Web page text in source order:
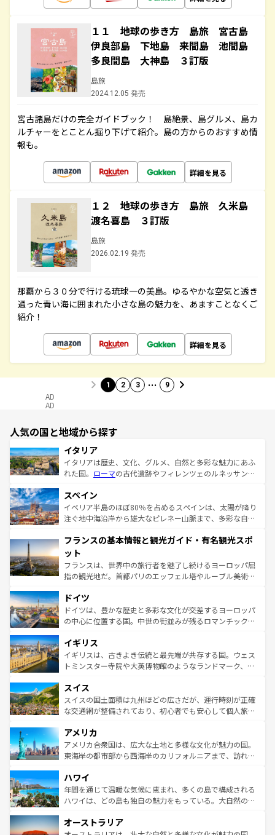
１１ 地球の歩き方 島旅 宮古島
伊良部島 下地島 来間島 池間島
多良間島 大神島 ３訂版
島旅
2024.12.05 発売
宮古諸島だけの完全ガイドブック！ 島絶景、島グルメ、島カ
ルチャーをとことん掘り下げて紹介。島の方からのおすすめ情
報も。
詳細を見る
１２ 地球の歩き方 島旅 久米島
渡名喜島 ３訂版
島旅
2026.02.19 発売
那覇から３０分で行ける琉球一の美島。ゆるやかな空気と透き
通った青い海に囲まれた小さな島の魅力を、あますことなくご
紹介！
詳細を見る
1 2 3 … 9
AD
AD
人気の国と地域から探す
イタリア
イタリアは歴史、文化、グルメ、自然と多彩な魅力にあふ
れた国。 ローマの古代遺跡やフィレンツェのルネッサンス
ろん、トスカーナの美しい田園風景やアマルフィ海岸の絶
景など、自然景観も見逃せない。観光の合間には、本場の
ピザやパスタなど、絶品のイタリア料理を堪能することも
ませてくれるイタリアで、忘れられない旅をしてみよう！
なお、新着のイタリア情報は
しい。
スペイン
イベリア半島のほぼ80％を占めるスペインは、太陽が降り
注ぐ地中海沿岸から雄大なピレネー山脈まで、多彩な自然
文化が根付くこの国では、情熱的なフラメンコ、熱気あふ
れる闘牛、そして美味しいタパスが生活の一部となってい
る。首都マドリードの洗練された雰囲気や、バルセロナの
アートに溢れた街角から、地方では古代ローマ遺跡や中世
せる。地方によって風土や気候が異なるスペインはその個
性で訪れる人を魅了する。 なお、新着のスペイン情報は コ
ンテンツ一覧を参照してほしい。
フランスの基本情報と観光ガイド・有名観光スポ
ット
フランスは、世界中の旅行者を魅了し続けるヨーロッパ屈
指の観光地だ。首都パリのエッフェル塔やルーブル美術館
で、幅広い魅力が詰まっている。華麗な宮殿、歴史的な大
聖堂、美しいビーチ、そして豊かな自然が、訪れる者を心
から魅了する。また、フランスは美食の国としても知ら
いる。シャンパンの発祥地であるランス、プロヴァンスの
香り高いラベンダー畑など、多彩な楽しみ方が可能だ。さ
らに、パリ以外の地域にも魅力が溢れており、どの街角に
れる地方に足を運ぶとそれぞれで全く異なる文化を体験で
きるだろう。 なお、新着のフランス情報はコンテンツ一覧
を参照してほしい。
ドイツ
ドイツは、豊かな歴史と多彩な文化が交差するヨーロッパ
の中心に位置する国。中世の街並みが残るロマンチック街
顔を持つこの国は、どこを歩いても飽きることがない。ベ
ルリンの文化的活気、バイエルン州のアルプスの絶景、そ
してライン川沿いのワイン畑といった風景は必見。ビール
は、お酒好きな人にはぜひ体験してほしい。 なお、新着の
ドイツ情報はコンテンツ一覧を参照してほしい。
イギリス
イギリスは、古きよき伝統と最先端が共存する国。ウェス
トミンスター寺院や大英博物館のようなランドマーク、歴
リアごとに異なる魅力がある。また、優雅なアフタヌーン
ティー、ビール好きにはたまらない英国パブ、サッカー観
戦など、本場だからこそできる体験も豊富。イギリスを旅
ンツ一覧を参照してほしい。
スイス
スイスの国土面積は九州ほどの広さだが、運行時刻が正確
な交通網が整備されており、初心者でも安心して個人旅行
の建物がそのまま残る町や、スイスならではのユニークな
博物館もあり、アルプス観光だけでなく町歩きも満喫する
ことができる。国民の所得が高いため物価も高いが、旅行
ば市内交通費無料で観光を楽しむこともできる。 なお、新
着のスイス情報はコンテンツ一覧 を参照してほしい。
アメリカ
アメリカ合衆国は、広大な土地と多様な文化が魅力の国。
東海岸の都市部から西海岸のカリフォルニアまで、訪れる
のような巨大都市は、観光、ショッピング、エンターテイ
ンメントが詰まった刺激的なスポットだ。一方、アメリカ
西部には大自然が広がり、グランドキャニオンやイエロー
部のニューオーリンズでは、音楽と美食が融合した独特の
文化が魅力。旅行者はアメリカの各地域で異なる魅力を楽
ハワイ
年間を通じて温暖な気候に恵まれ、多くの島で構成される
ハワイは、どの島も独自の魅力をもっている。大自然の神
ワイ島は見逃せない。また、定番の観光地といえばオアフ
オーストラリア